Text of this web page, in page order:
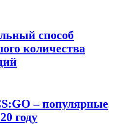
способ
количества
– популярные
году